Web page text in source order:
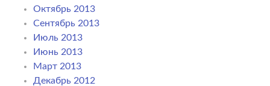
Октябрь 2013
Сентябрь 2013
Июль 2013
Июнь 2013
Март 2013
Декабрь 2012